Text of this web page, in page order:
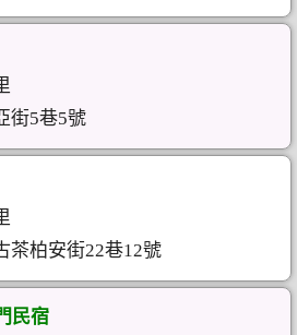
街5巷5號
茶柏安街22巷12號
民宿